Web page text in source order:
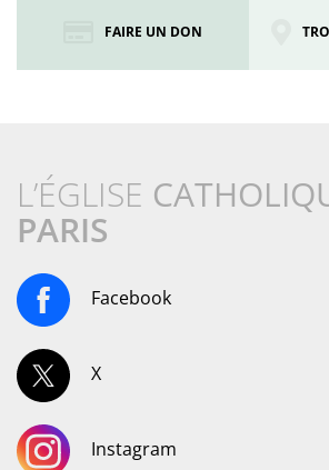
FAIRE UN DON
L’ÉGLISE
PARIS
Facebook
X
Instagram